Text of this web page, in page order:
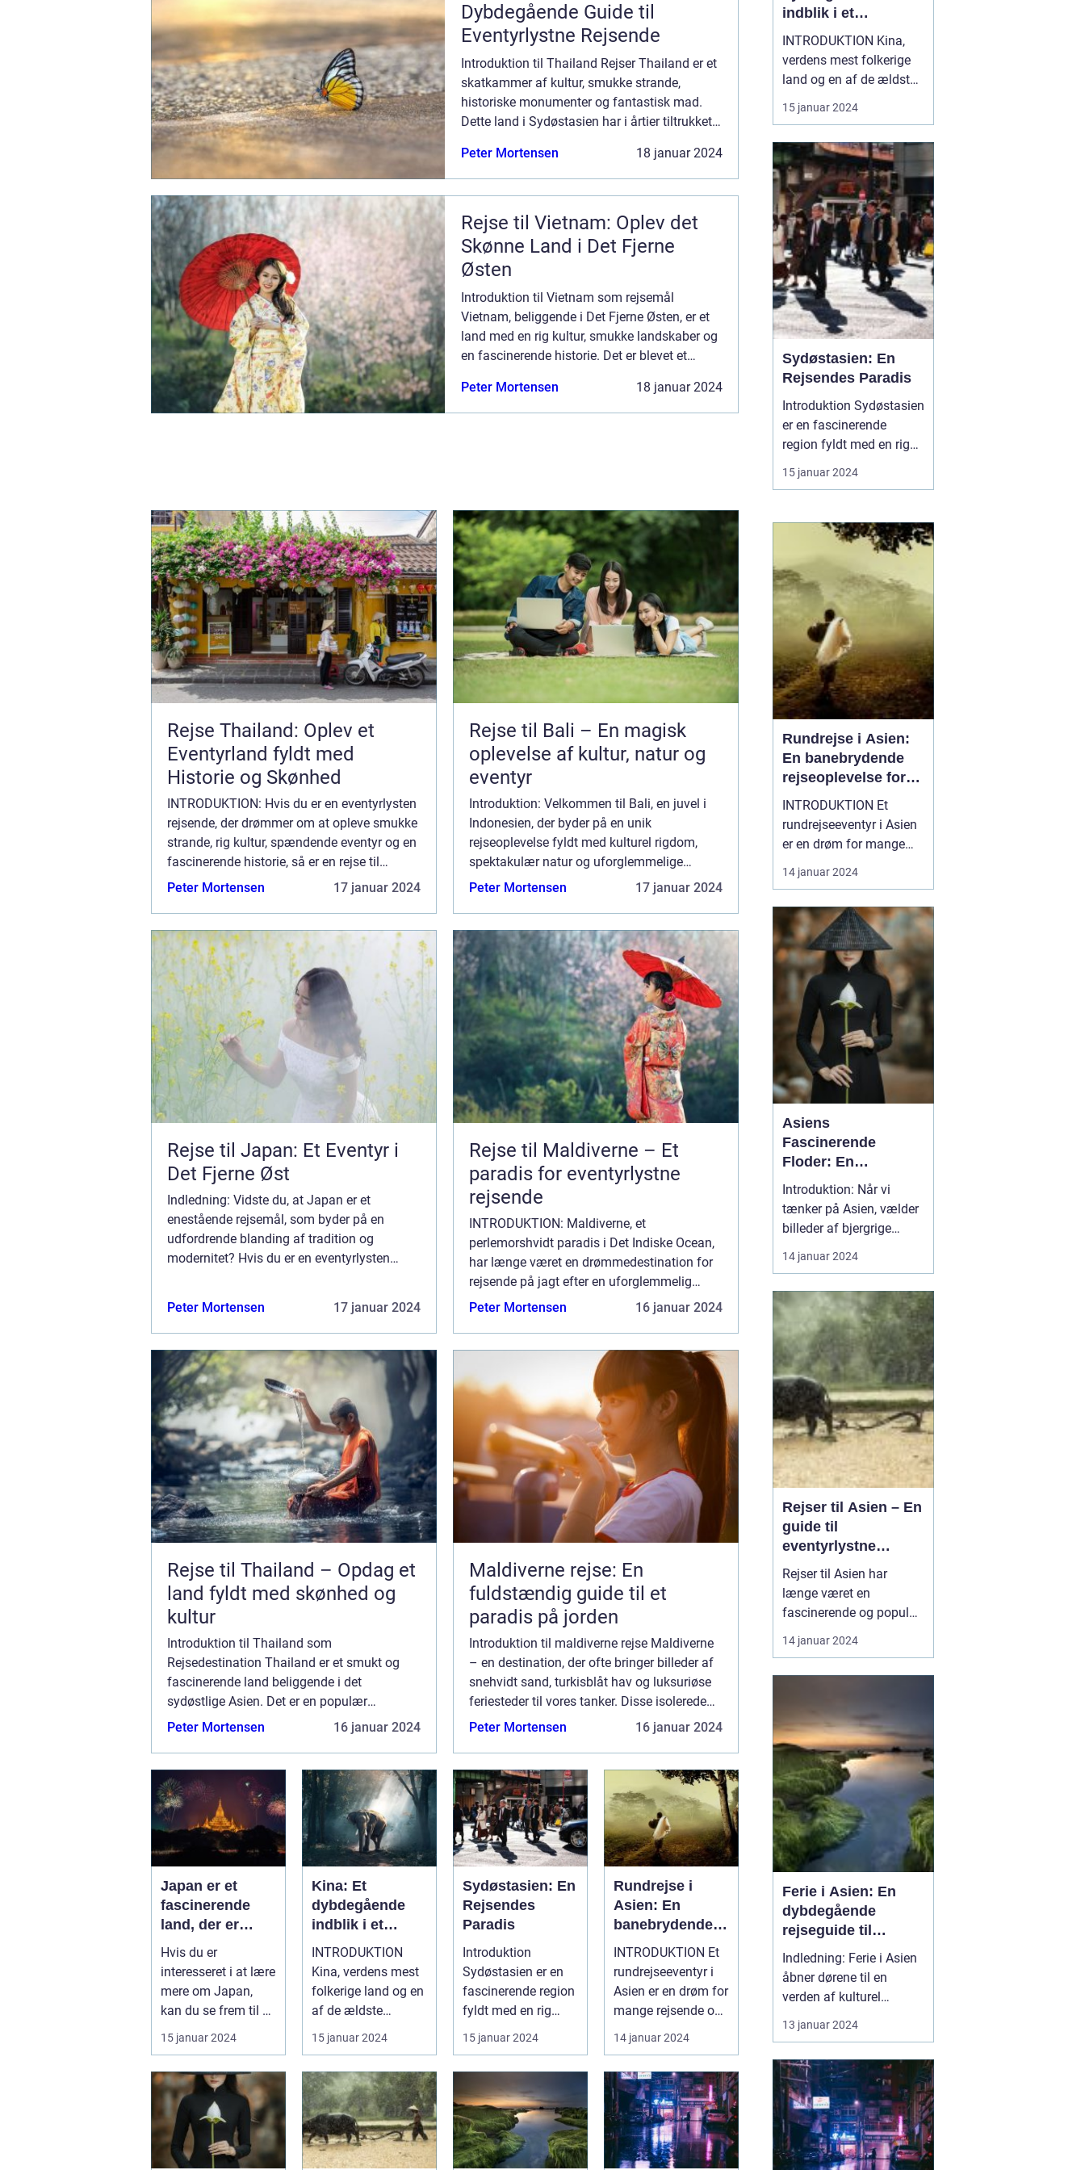
Dybdegående Guide til
Eventyrlystne Rejsende
Introduktion til Thailand Rejser Thailand er et
skatkammer af kultur, smukke strande,
historiske monumenter og fantastisk mad.
Dette land i Sydøstasien har i årtier tiltrukket
at forstå hvorfor. En rejse...
Peter Mortensen 18 januar 2024
Rejse til Vietnam: Oplev det
Skønne Land i Det Fjerne
Østen
Introduktion til Vietnam som rejsemål
Vietnam, beliggende i Det Fjerne Østen, er et
land med en rig kultur, smukke landskaber og
en fascinerende historie. Det er blevet et
der ønsker at opleve en unik bla...
Peter Mortensen 18 januar 2024
Rejse Thailand: Oplev et
Eventyrland fyldt med
Historie og Skønhed
INTRODUKTION: Hvis du er en eventyrlysten
rejsende, der drømmer om at opleve smukke
strande, rig kultur, spændende eventyr og en
fascinerende historie, så er en rejse til
Thailand et absolut must. Dette
Peter Mortensen 17 januar 2024
Rejse til Bali – En magisk
oplevelse af kultur, natur og
eventyr
Introduktion: Velkommen til Bali, en juvel i
Indonesien, der byder på en unik
rejseoplevelse fyldt med kulturel rigdom,
spektakulær natur og uforglemmelige
eventyr. Uanset om du er en erfaren rejsende
Peter Mortensen 17 januar 2024
Rejse til Japan: Et Eventyr i
Det Fjerne Øst
Indledning: Vidste du, at Japan er et
enestående rejsemål, som byder på en
udfordrende blanding af tradition og
modernitet? Hvis du er en eventyrlysten
dig. I...
Peter Mortensen 17 januar 2024
Rejse til Maldiverne – Et
paradis for eventyrlystne
rejsende
INTRODUKTION: Maldiverne, et
perlemorshvidt paradis i Det Indiske Ocean,
har længe været en drømmedestination for
rejsende på jagt efter en uforglemmelig
ferieoplevelse. Med sin betagende skønhed
Peter Mortensen 16 januar 2024
Rejse til Thailand – Opdag et
land fyldt med skønhed og
kultur
Introduktion til Thailand som
Rejsedestination Thailand er et smukt og
fascinerende land beliggende i det
sydøstlige Asien. Det er en populær
rejsedestination for mange, der søger solrige
Peter Mortensen 16 januar 2024
Maldiverne rejse: En
fuldstændig guide til et
paradis på jorden
Introduktion til maldiverne rejse Maldiverne
– en destination, der ofte bringer billeder af
snehvidt sand, turkisblåt hav og luksuriøse
feriesteder til vores tanker. Disse isolerede
øer midt i Det Indiske Ocean er et paradis for
Peter Mortensen 16 januar 2024
Japan er et
fascinerende
land, der er
kendt for sin
rige kultur,
traditioner og
naturlandskaber
Hvis du er
interesseret i at lære
mere om Japan,
kan du se frem til en
rejse gennem
historien, smage...
15 januar 2024
Kina: Et
dybdegående
indblik i et
fascinerende
land
INTRODUKTION
Kina, verdens mest
folkerige land og en
af de ældste
civilisationer, byder
rejsende og ...
15 januar 2024
Sydøstasien: En
Rejsendes
Paradis
Introduktion
Sydøstasien er en
fascinerende region
fyldt med en rig
kulturhistorie,
betagende natur ...
15 januar 2024
Rundrejse i
Asien: En
banebrydende
rejseoplevelse
eventyrlystne
rejsende
INTRODUKTION Et
rundrejseeventyr i
Asien er en drøm for
mange rejsende og
eventyrlystne sjæle
verde...
14 januar 2024
indblik i et
fascinerende land
INTRODUKTION Kina,
verdens mest folkerige
land og en af de ældste
civilisationer, byder
rejsende og
oplevelse af historie,
kultur og naturskønhed.
Fra de imponerende
kinesiske mure til de
pulserende storbyer og
seværdigheder,...
15 januar 2024
Sydøstasien: En
Rejsendes Paradis
Introduktion Sydøstasien
er en fascinerende
region fyldt med en rig
kulturhistorie, betagende
natur og en overflod af
en rejsende på jorden,
der ønsker at udforske
uberørte strande,
fascinerende templer
eller pulserende byer,...
15 januar 2024
Rundrejse i Asien:
En banebrydende
rejseoplevelse for
eventyrlystne
rejsende
INTRODUKTION Et
rundrejseeventyr i Asien
er en drøm for mange
rejsende og
eventyrlystne sjæle
Asien er som at træde
ind i en verden af
mangfoldighed, rig
historie, betagende
naturlandskaber og en
livsstil, der er dybt
forankre...
14 januar 2024
Asiens
Fascinerende
Floder: En
Rejsendes
Adventure Gennem
Tid
Introduktion: Når vi
tænker på Asien, vælder
billeder af bjergrige
landskaber, frodige dale
og smukke floder op i
Asien har spillet en
integreret rolle i
regionens historie, kultur
og økonomi i årtusinder.
Fra de majestætiske ...
14 januar 2024
Rejser til Asien – En
guide til
eventyrlystne
rejsende
Rejser til Asien har
længe været en
fascinerende og populær
destination for
eventyrlystne
kultur, historie, natur og
gastronomi, er Asien et
kontinent, der indbyder
til udforskning og
oplevelser, der aldrig b...
14 januar 2024
Ferie i Asien: En
dybdegående
rejseguide til
eventyrlystne
rejsende
Indledning: Ferie i Asien
åbner dørene til en
verden af kulturel
mangfoldighed,
naturskønhed og unikke
østlige lande som Japan
og Kina til de tropiske
paradiser som Thailand
og Indonesien, bugner
Asien af spændende
13 januar 2024